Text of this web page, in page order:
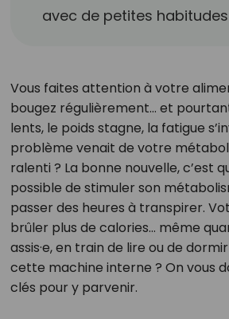
avec de petites habitudes
Vous faites attention à votre
bougez régulièrement… et
lents, le poids stagne, la fatigue
problème venait de votre
ralenti ? La bonne nouvelle, c’est
possible de stimuler son
passer des heures à transpirer.
brûler plus de calories… même
assis·e, en train de lire ou de
cette machine interne ? On vous
clés pour y parvenir.